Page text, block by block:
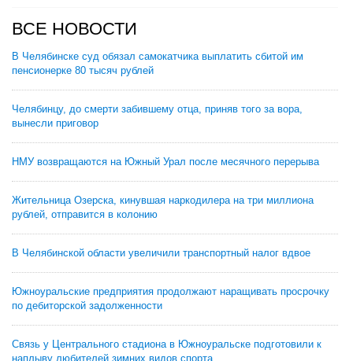
ВСЕ НОВОСТИ
В Челябинске суд обязал самокатчика выплатить сбитой им
пенсионерке 80 тысяч рублей
Челябинцу, до смерти забившему отца, приняв того за вора,
вынесли приговор
НМУ возвращаются на Южный Урал после месячного перерыва
Жительница Озерска, кинувшая наркодилера на три миллиона
рублей, отправится в колонию
В Челябинской области увеличили транспортный налог вдвое
Южноуральские предприятия продолжают наращивать просрочку
по дебиторской задолженности
Связь у Центрального стадиона в Южноуральске подготовили к
наплыву любителей зимних видов спорта